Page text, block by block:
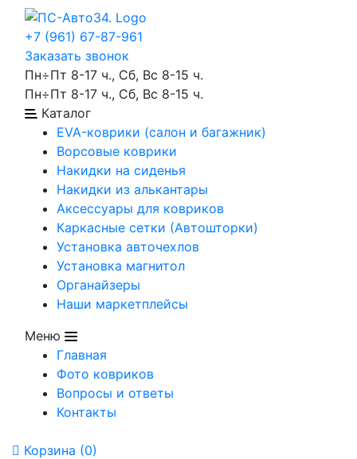
+7 (961) 67-87-961
Заказать звонок
Пн÷Пт 8-17 ч., Сб, Вс 8-15 ч.
Пн÷Пт 8-17 ч., Сб, Вс 8-15 ч.
Каталог
EVA-коврики (салон и багажник)
Ворсовые коврики
Накидки на сиденья
Накидки из алькантары
Аксессуары для ковриков
Каркасные сетки (Автошторки)
Установка авточехлов
Установка магнитол
Органайзеры
Наши маркетплейсы
Меню
Главная
Фото ковриков
Вопросы и ответы
Контакты
Корзина (0)